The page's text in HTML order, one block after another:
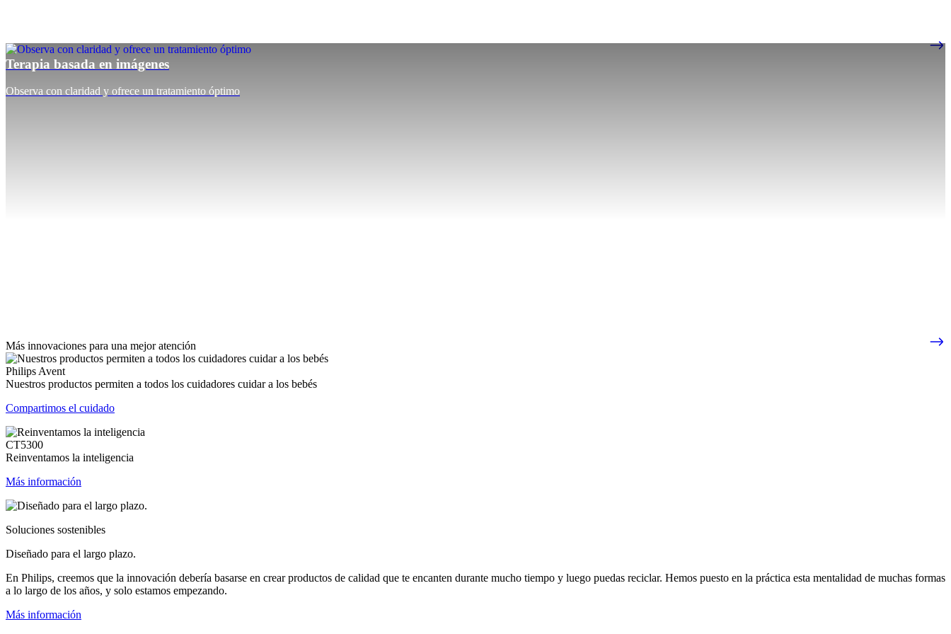
Terapia basada en imágenes
Observa con claridad y ofrece un tratamiento óptimo
Más innovaciones para una mejor atención
Philips Avent
Nuestros productos permiten a todos los cuidadores cuidar a los bebés
Compartimos el cuidado
CT5300
Reinventamos la inteligencia
Más información
Soluciones sostenibles
Diseñado para el largo plazo.
En Philips, creemos que la innovación debería basarse en crear productos de calidad que te encanten durante mucho tiempo y luego puedas reciclar. Hemos puesto en la práctica esta mentalidad de muchas formas
a lo largo de los años, y solo estamos empezando.
Más información